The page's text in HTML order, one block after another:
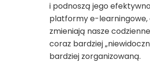
i podnoszą jego
platformy e-learningowe,
zmieniają nasze
coraz bardziej
bardziej zorganizowaną.